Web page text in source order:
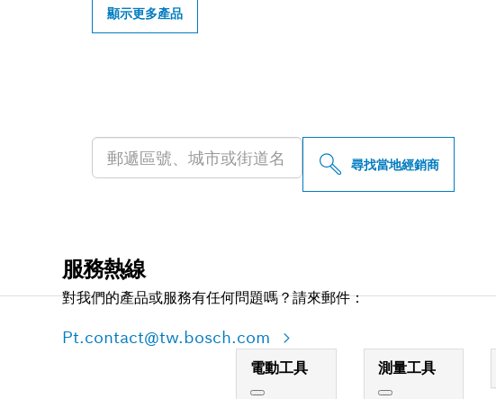
顯示更多產品
尋找當地經銷商
服務熱線
對我們的產品或服務有任何問題嗎？請來郵件：
Pt.contact@tw.bosch.com
電動工具 測量工具